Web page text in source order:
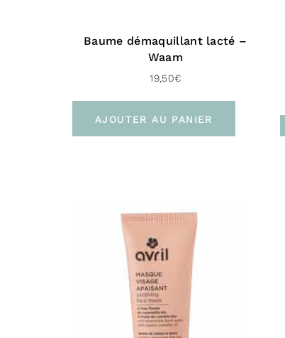
Baume démaquillant lacté –
Waam
19,50€
AJOUTER AU PANIER